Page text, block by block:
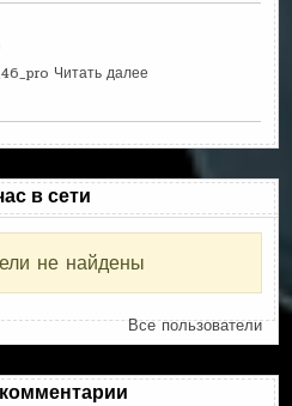
Читать далее
в сети
не найдены
Все пользователи